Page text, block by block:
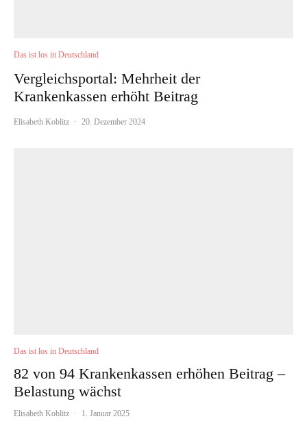
Das ist los in Deutschland
Vergleichsportal: Mehrheit der
Krankenkassen erhöht Beitrag
Elisabeth Koblitz · 20. Dezember 2024
Das ist los in Deutschland
82 von 94 Krankenkassen erhöhen Beitrag –
Belastung wächst
Elisabeth Koblitz · 1. Januar 2025